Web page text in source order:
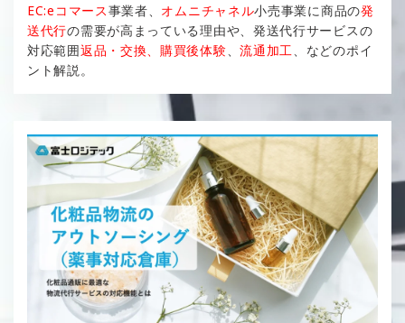
EC:eコマース事業者、 オムニチャネル小売事業に商品の発
送代行の需要が高まっている理由や、発送代行サービスの
対応範囲返品・交換、購買後体験 、流通加工
、などのポイ
ント解説。